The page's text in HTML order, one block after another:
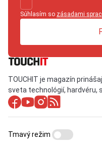
Súhlasím so zásadami
TOUCHIT je magazín
sveta technológií, hardvéru,
Tmavý režim